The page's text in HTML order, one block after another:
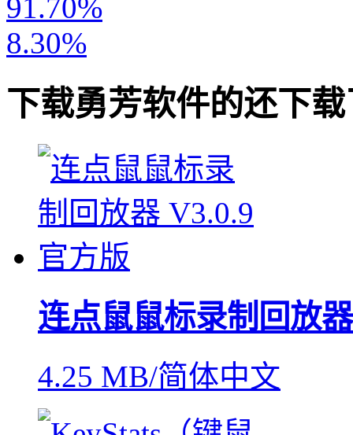
91.70%
8.30%
下载勇芳软件的还下
连点鼠鼠标录制回放器
4.25 MB/简体中文